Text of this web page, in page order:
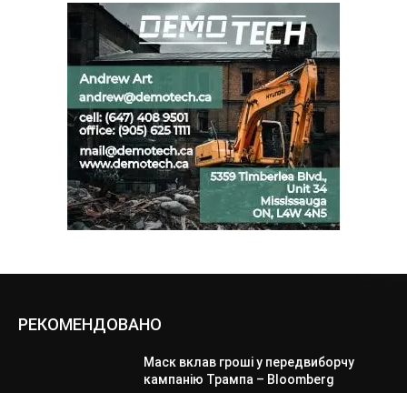
РЕКОМЕНДОВАНО
Маск вклав гроші у передвиборчу
кампанію Трампа – Bloomberg